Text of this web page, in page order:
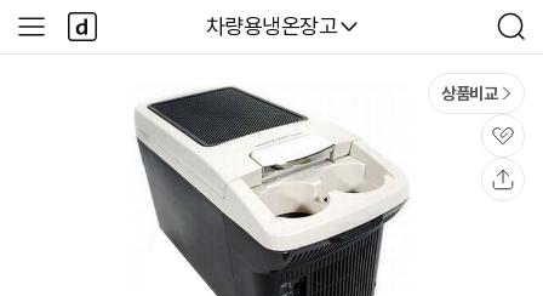
다나와
차량용냉온장고
검
색
사
이
다
나
와
상품비교
관
심